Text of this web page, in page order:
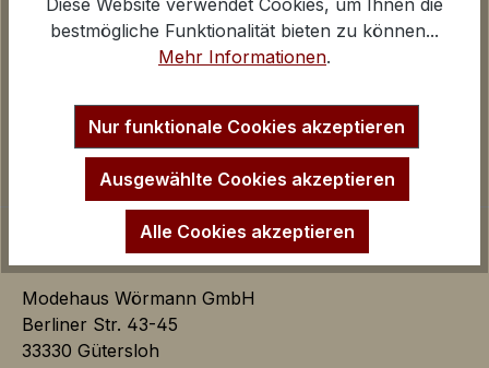
Über uns
Kontakt und E-Mail
Startseite
Modehaus Wörmann GmbH
Berliner Str. 43-45
33330 Gütersloh
Marketing Cookies dienen dazu Werbeanzeigen
auf der Webseite zielgerichtet und individuell über
schalten.
Google AdSense:
Das Cookie wird von Google
AdSense für Förderung der
Werbungseffizienz auf der
Webseite verwendet.
Google Ads:
bestmögliche Funktionalität bieten zu können...
Mehr Informationen.
Nur funktionale Cookies akzeptieren
Ausgewählte Cookies akzeptieren
Alle Cookies akzeptieren